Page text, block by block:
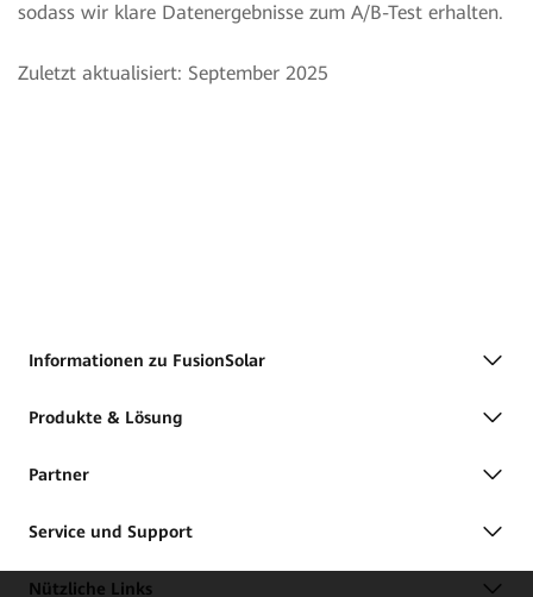
sodass wir klare Datenergebnisse zum A/B-Test erhalten.
Zuletzt aktualisiert: September 2025
Informationen zu FusionSolar
Produkte & Lösung
Partner
Service und Support
Nützliche Links